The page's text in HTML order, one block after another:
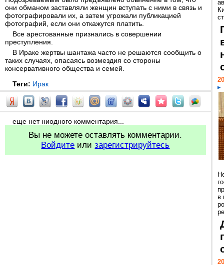
они обманом заставляли женщин вступать с ними в связь и
фотографировали их, а затем угрожали публикацией
фотографий, если они откажутся платить.
Все арестованные признались в совершении
преступления.
В Ираке жертвы шантажа часто не решаются сообщить о
таких случаях, опасаясь возмездия со стороны
консервативного общества и семей.
Теги: Ирак
еще нет ниодного комментария...
Вы не можете оставлять комментарии.
Войдите илизарегистрируйтесь
в